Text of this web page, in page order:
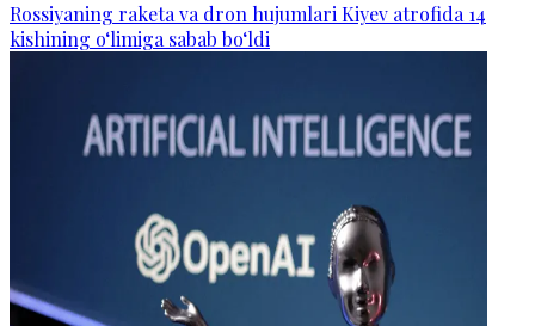
Rossiyaning raketa va dron hujumlari Kiyev atrofida 14
kishining o‘limiga sabab bo‘ldi